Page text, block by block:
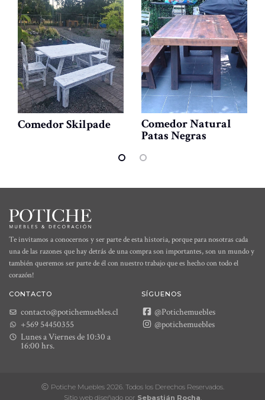
Comedor Skilpade Comedor Natural
Patas Negras
Te invitamos a conocernos y ser parte de esta historia, porque para nosotras cada
una de las razones que hay detrás de una compra son importantes, son un mundo y
también queremos ser parte de él con nuestro trabajo que es hecho con todo el
corazón!
CONTACTO
contacto@potichemuebles.cl
+569 54450355
Lunes a Viernes de 10:30 a
16:00 hrs.
SÍGUENOS
@Potichemuebles
@potichemuebles
Potiche Muebles 2026. Todos los Derechos Reservados.
Sitio web diseñado por Sebastián Rocha.